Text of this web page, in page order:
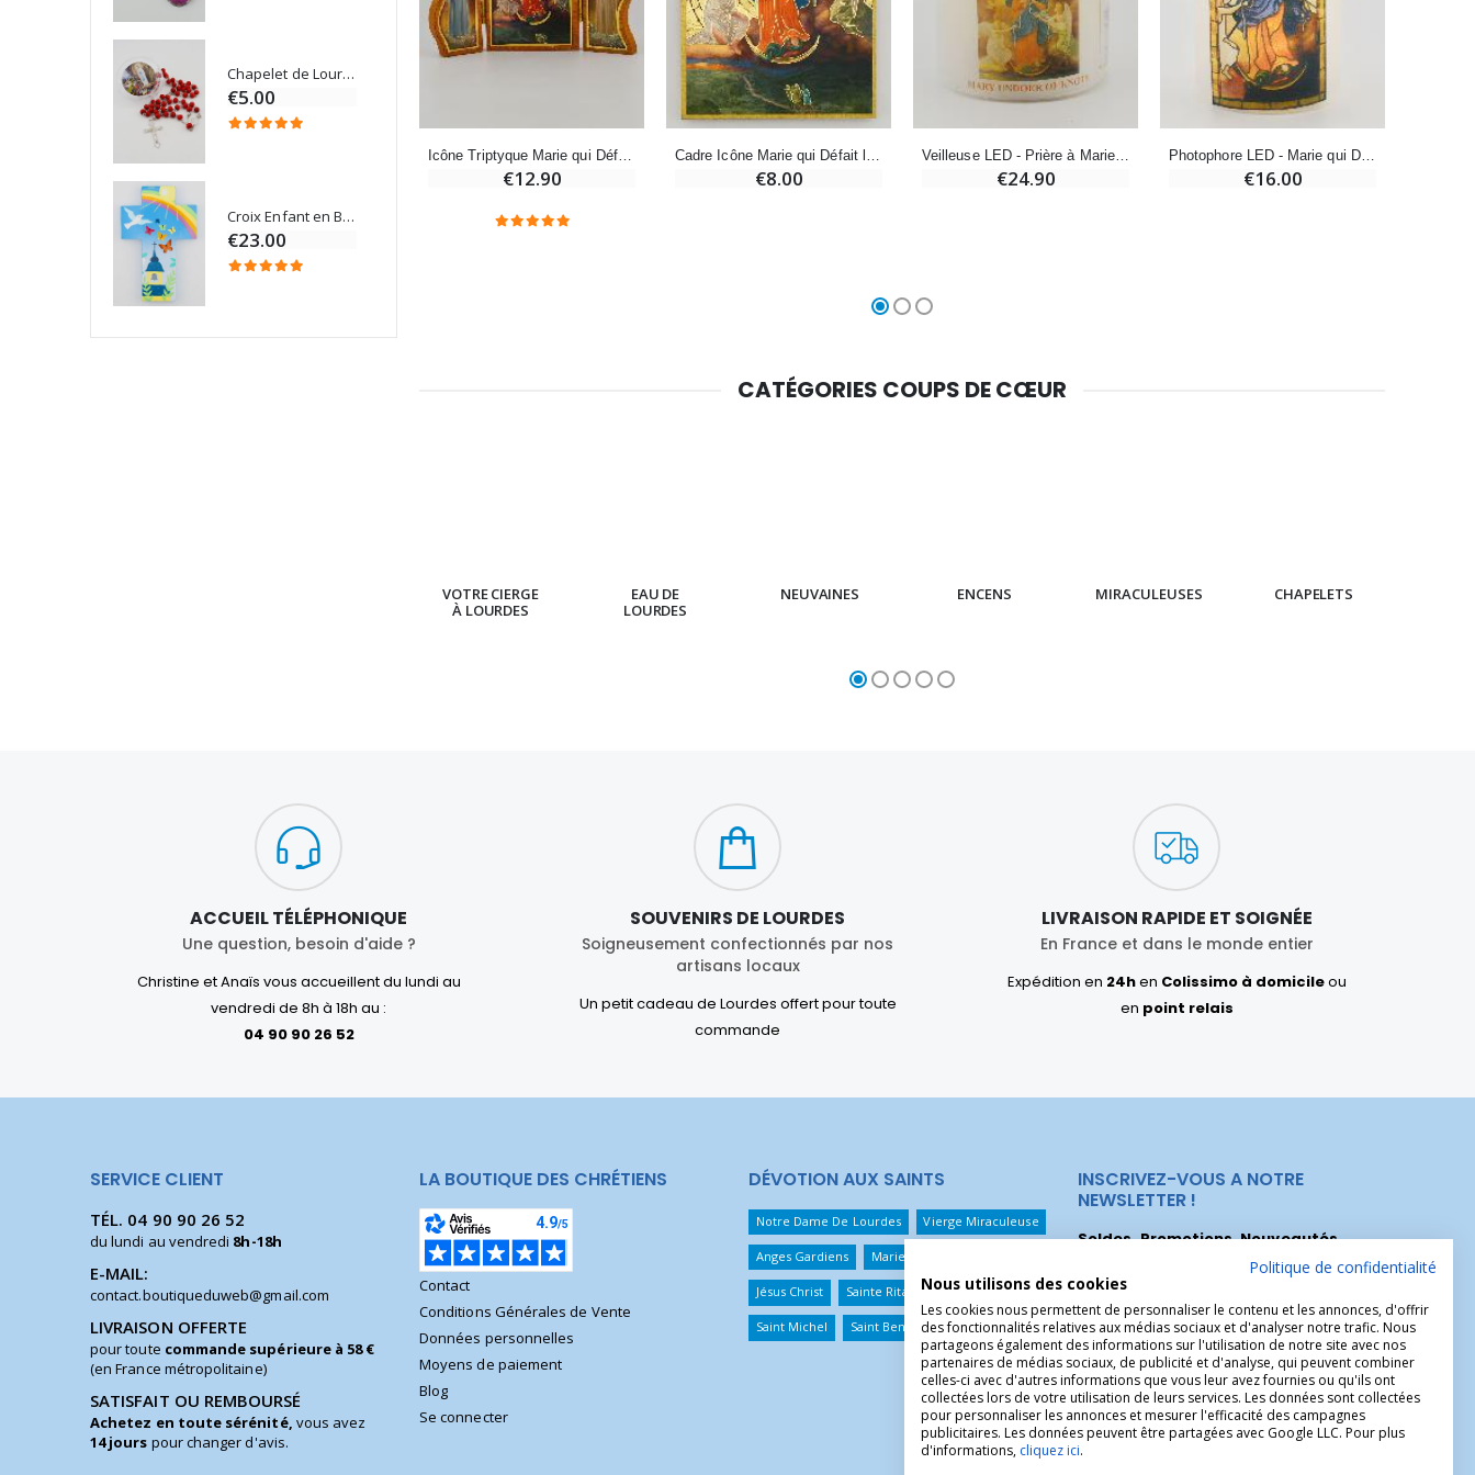
Chapelet de Lourdes en Bois
€5.00
Croix Enfant en Bois Eglise Papillons et Arc-en-ciel 15 cm
€23.00
€5.00
Huile d'Onction
€9.90
Icône Triptyque Marie qui Défait les Noeuds - 12 cm
€12.90
Cadre Icône Marie qui Défait les Noeuds - 15 cm
€8.00
Veilleuse LED - Prière à Marie qui Défait les Noeuds
€24.90
Photophore LED - Marie qui Défait les Noeuds & Prière
€16.00
CATÉGORIES COUPS DE CŒUR
VOTRE CIERGE
À LOURDES
EAU DE
LOURDES
NEUVAINES ENCENS MIRACULEUSES CHAPELETS
ACCUEIL TÉLÉPHONIQUE
Une question, besoin d'aide ?
Christine et Anaïs vous accueillent du lundi au
vendredi de 8h à 18h au :
04 90 90 26 52
SOUVENIRS DE LOURDES
Soigneusement confectionnés par nos
artisans locaux
Un petit cadeau de Lourdes offert pour toute
commande
LIVRAISON RAPIDE ET SOIGNÉE
En France et dans le monde entier
Expédition en 24hen Colissimo à domicileou
en point relais
SERVICE CLIENT
TÉL. 04 90 90 26 52
du lundi au vendredi 8h-18h
E-MAIL:
contact.boutiqueduweb@gmail.com
LIVRAISON OFFERTE
pour toute commande supérieure à 58 €
(en France métropolitaine)
SATISFAIT OU REMBOURSÉ
Achetez en toute sérénité, vous avez
14 jours pour changer d'avis.
LA BOUTIQUE DES CHRÉTIENS
Contact
Conditions Générales de Vente
Données personnelles
Moyens de paiement
Blog
Se connecter
DÉVOTION AUX SAINTS
Notre Dame De Lourdes Vierge Miraculeuse
Anges Gardiens Marie Qui Défait Les Noeuds
Jésus Christ Sainte Rita Sainte Thérèse
Saint Michel Saint Benoît Saint Christophe
INSCRIVEZ-VOUS A NOTRE
NEWSLETTER !
Soldes, Promotions, Nouveautés...
Inscrivez-vous maintenant pour recevoir
nos meilleures offres.
Politique de confidentialité
Nous utilisons des cookies
Les cookies nous permettent de personnaliser le contenu et les annonces, d'offrir
des fonctionnalités relatives aux médias sociaux et d'analyser notre trafic. Nous
partageons également des informations sur l'utilisation de notre site avec nos
partenaires de médias sociaux, de publicité et d'analyse, qui peuvent combiner
celles-ci avec d'autres informations que vous leur avez fournies ou qu'ils ont
collectées lors de votre utilisation de leurs services. Les données sont collectées
pour personnaliser les annonces et mesurer l'efficacité des campagnes
publicitaires. Les données peuvent être partagées avec Google LLC. Pour plus
d'informations, cliquez ici.